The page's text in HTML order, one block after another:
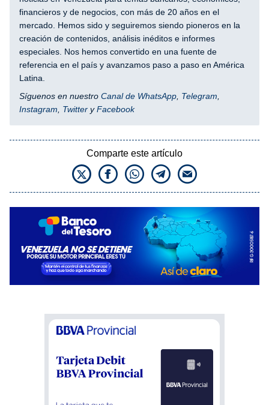
financieros y de negocios, con más de 20 años en el
mercado. Hemos sido y seguiremos siendo pioneros en la
creación de contenidos, análisis inéditos e informes
especiales. Nos hemos convertido en una fuente de
referencia en el país y avanzamos paso a paso en América
Latina.
Síguenos en nuestro Canal de WhatsApp Telegram
Instagram
Twitter yFacebook
Comparte este artículo